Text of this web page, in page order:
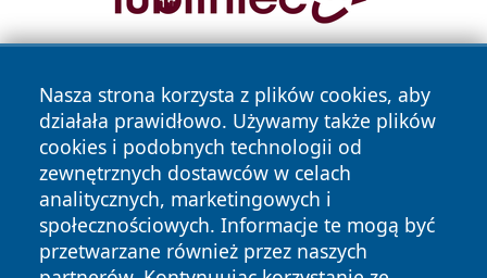
Nasza strona korzysta z plików cookies, aby
działała prawidłowo. Używamy także plików
cookies i podobnych technologii od
zewnętrznych dostawców w celach
analitycznych, marketingowych i
społecznościowych. Informacje te mogą być
przetwarzane również przez naszych
Copyright © 2026 portalzory.pl Wszystkie prawa zastrzeżone.